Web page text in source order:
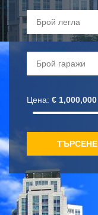
Цена: € 1,000,000
ТЪРСЕНЕ